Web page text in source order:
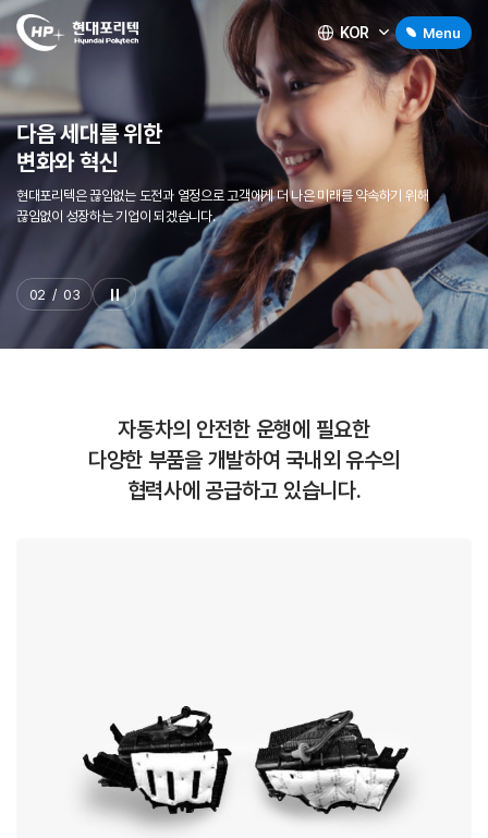
KOR Menu
다음 세대를 위한
변화와 혁신
현대포리텍은 끊임없는 도전과 열정으로 고객에게 더 나은 미래를 약속하기 위해
끊임없이 성장하는 기업이 되겠습니다.
02 / 03
자동차의 안전한 운행에 필요한
다양한 부품을 개발하여 국내외 유수의
협력사에 공급하고 있습니다.